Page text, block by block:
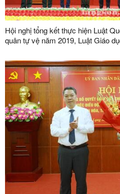
Hội nghị tổng kết thực hiện Luật
quân tự vệ năm 2019, Luật Giáo